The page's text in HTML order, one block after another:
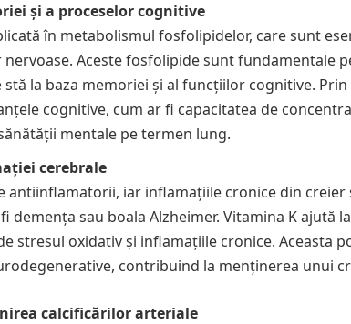
și a proceselor cognitive
în metabolismul fosfolipidelor, care sunt
Aceste fosfolipide sunt fundamentale
la baza memoriei și al funcțiilor cognitive.
cognitive, cum ar fi capacitatea de
mentale pe termen lung.
cerebrale
antiinflamatorii, iar inflamațiile cronice din
demența sau boala Alzheimer. Vitamina K ajută
stresul oxidativ și inflamațiile cronice. Aceasta
contribuind la menținerea unui
calcificărilor arteriale